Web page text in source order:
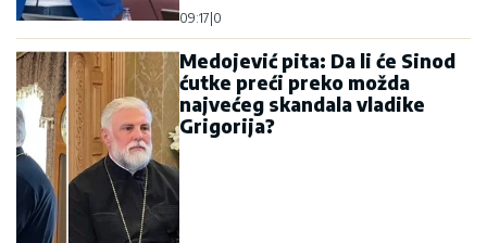
09:17 0
Medojević pita: Da li će Sinod
ćutke preći preko možda
najvećeg skandala vladike
Grigorija?